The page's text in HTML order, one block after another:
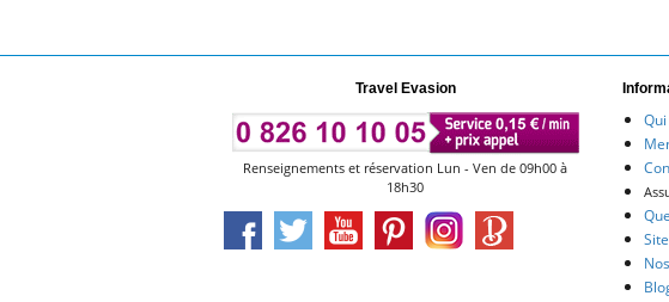
Travel Evasion
Renseignements et réservation Lun - Ven de 09h00 à
18h30